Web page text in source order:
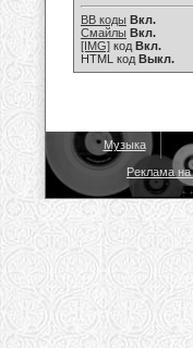
BB коды Вкл.
Смайлы Вкл.
[IMG] код Вкл.
HTML код Выкл.
Музыка
Реклама на